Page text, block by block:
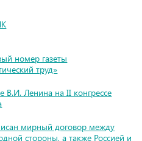
номер газеты
труд»
В.И. Ленина на II конгрессе
мирный договор между
стороны, а также Россией и